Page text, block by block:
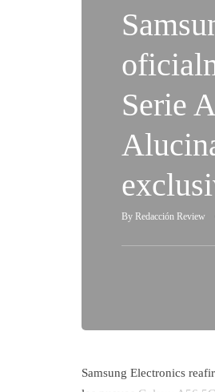
Serie
By Redacción Review
Samsung Electronics